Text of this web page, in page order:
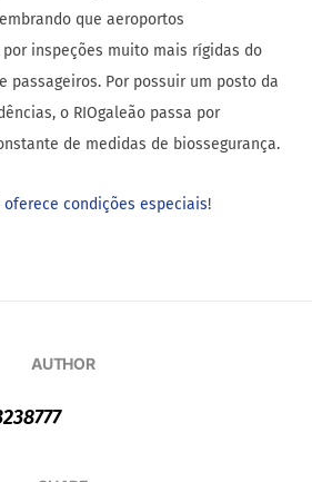
que aeroportos
inspeções muito mais rígidas do
passageiros. Por possuir um posto da
o RIOgaleão passa por
de medidas de biossegurança.
oferece condições especiais!
AUTHOR